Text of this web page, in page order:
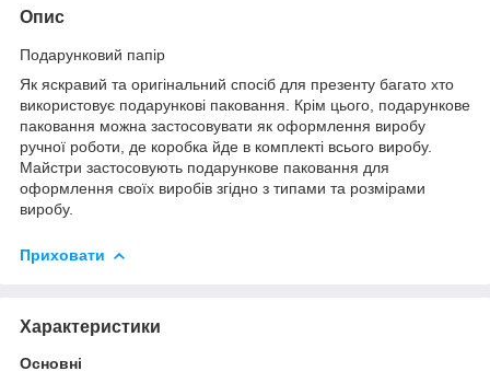
Опис
Подарунковий папір
Як яскравий та оригінальний спосіб для презенту багато хто
використовує подарункові паковання. Крім цього, подарункове
паковання можна застосовувати як оформлення виробу
ручної роботи, де коробка йде в комплекті всього виробу.
Майстри застосовують подарункове паковання для
оформлення своїх виробів згідно з типами та розмірами
виробу.
Приховати
Характеристики
Основні